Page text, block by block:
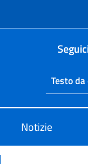
Cerca nel sito
Notizie